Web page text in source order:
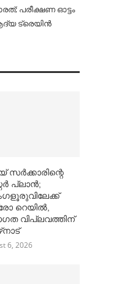
പരീക്ഷണ ഓട്ടം
ട്രെയിന്‍
സര്‍ക്കാരിന്റെ
പ്ലാന്‍;
റെയില്‍,
വിപ്ലവത്തിന്
6, 2026